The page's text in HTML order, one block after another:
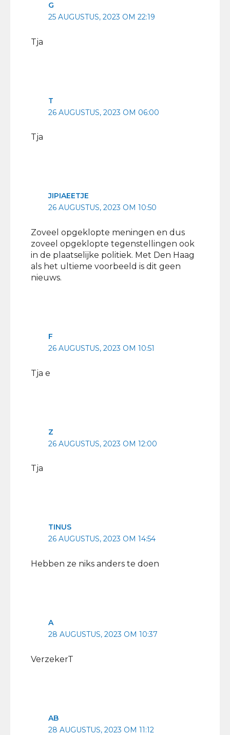
G
25 AUGUSTUS, 2023 OM 22:19
Tja
T
26 AUGUSTUS, 2023 OM 06:00
Tja
JIPIAEETJE
26 AUGUSTUS, 2023 OM 10:50
Zoveel opgeklopte meningen en dus
zoveel opgeklopte tegenstellingen ook
in de plaatselijke politiek. Met Den Haag
als het ultieme voorbeeld is dit geen
nieuws.
F
26 AUGUSTUS, 2023 OM 10:51
Tja e
Z
26 AUGUSTUS, 2023 OM 12:00
Tja
TINUS
26 AUGUSTUS, 2023 OM 14:54
Hebben ze niks anders te doen
A
28 AUGUSTUS, 2023 OM 10:37
VerzekerT
AB
28 AUGUSTUS, 2023 OM 11:12